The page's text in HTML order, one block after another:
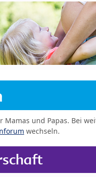
und Papas. Bei
wechseln.